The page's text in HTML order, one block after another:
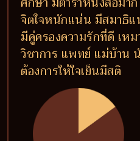
จิตใจหนักแน่น มีสมาธิ
มีคู่ครองความรักที่ดี เห
วิชาการ แพทย์ แม่บ้าน
ต้องการให้ใจเย็นมีสติ